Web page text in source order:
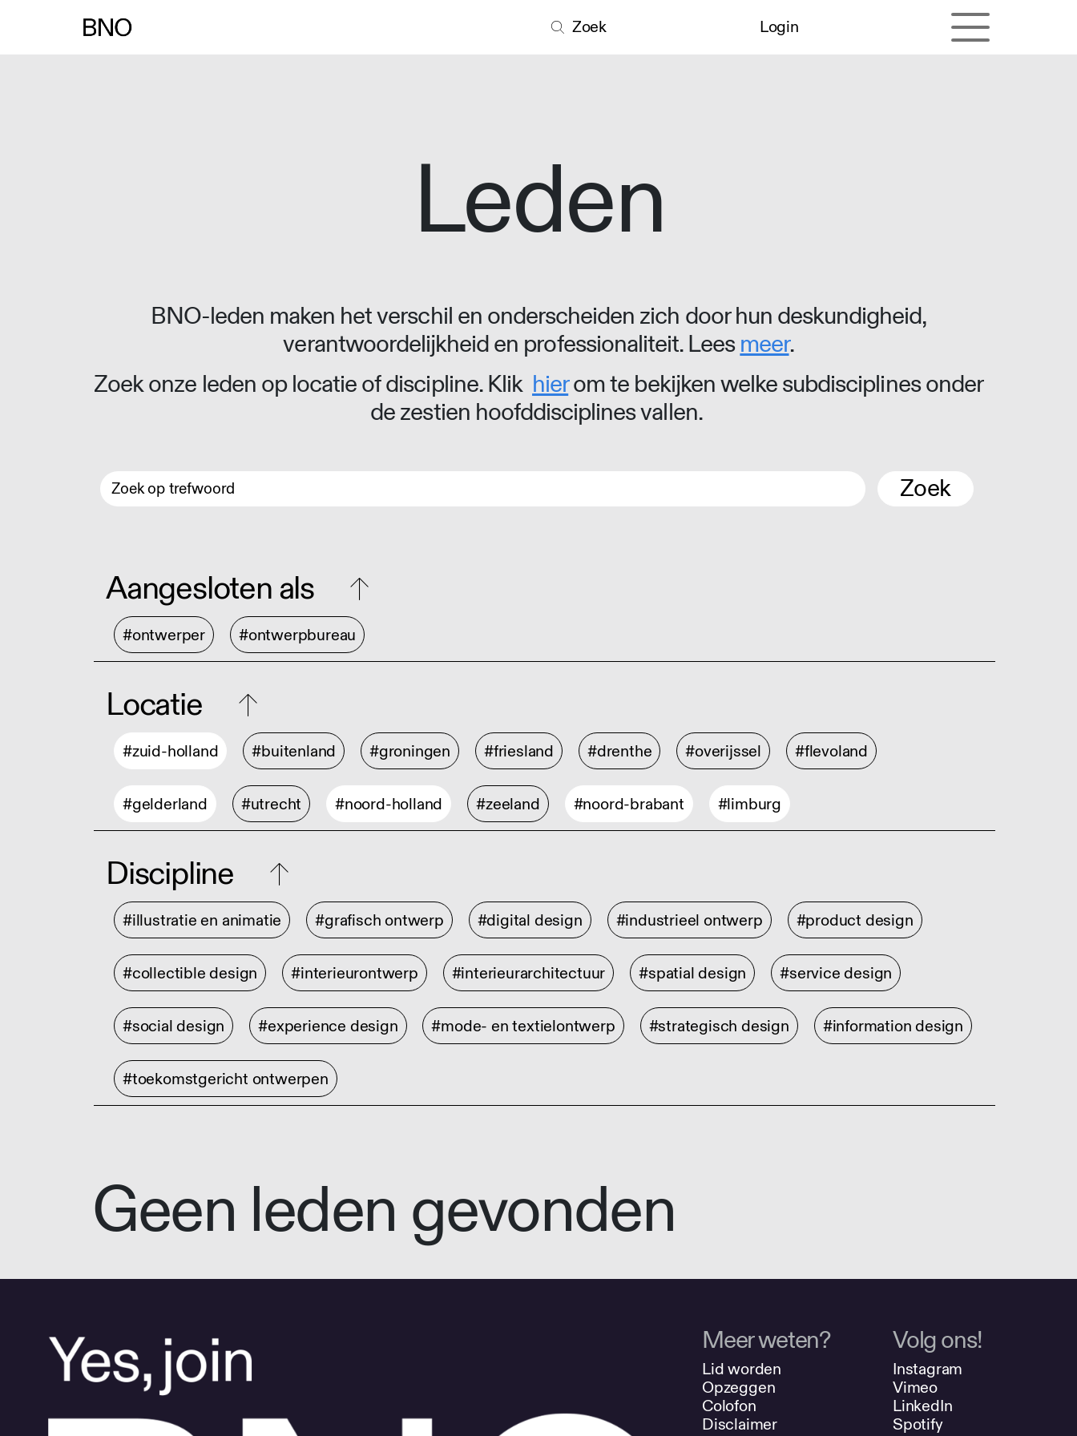
Zoek Login
Leden
BNO-leden maken het verschil en onderscheiden zich door hun deskundigheid,
verantwoordelijkheid en professionaliteit. Leesmeer.
Zoek onze leden op locatie of discipline. Klik hierom te bekijken welke subdisciplines onder
de zestien hoofddisciplines vallen.
Zoek
Aangesloten als
#ontwerper #ontwerpbureau
Locatie
#zuid-holland #buitenland #groningen #friesland #drenthe #overijssel #flevoland
#gelderland #utrecht #noord-holland #zeeland #noord-brabant #limburg
Discipline
#illustratie en animatie #grafisch ontwerp #digital design #industrieel ontwerp #product design
#collectible design #interieurontwerp #interieurarchitectuur #spatial design #service design
#social design #experience design #mode- en textielontwerp #strategisch design #information design
#toekomstgericht ontwerpen
Geen leden gevonden
Meer weten?
Lid worden
Opzeggen
Colofon
Disclaimer
Volg ons!
Instagram
Vimeo
LinkedIn
Spotify